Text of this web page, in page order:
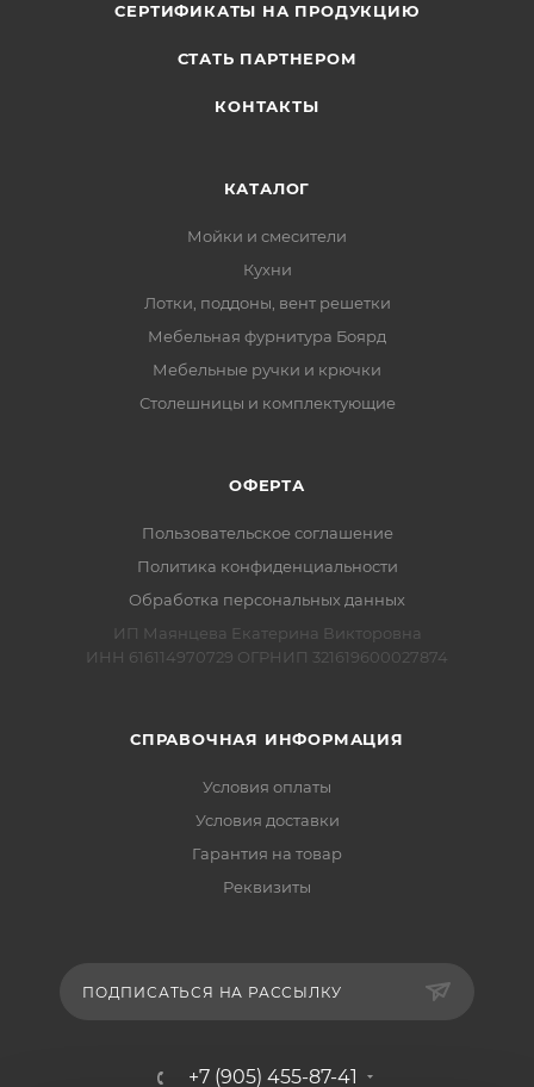
СЕРТИФИКАТЫ НА ПРОДУКЦИЮ
СТАТЬ ПАРТНЕРОМ
КОНТАКТЫ
КАТАЛОГ
Мойки и смесители
Кухни
Лотки, поддоны, вент решетки
Мебельная фурнитура Боярд
Мебельные ручки и крючки
Столешницы и комплектующие
ОФЕРТА
Пользовательское соглашение
Политика конфиденциальности
Обработка персональных данных
ИП Маянцева Екатерина Викторовна
ИНН 616114970729 ОГРНИП 321619600027874
СПРАВОЧНАЯ ИНФОРМАЦИЯ
Условия оплаты
Условия доставки
Гарантия на товар
Реквизиты
ПОДПИСАТЬСЯ НА РАССЫЛКУ
+7 (905) 455-87-41